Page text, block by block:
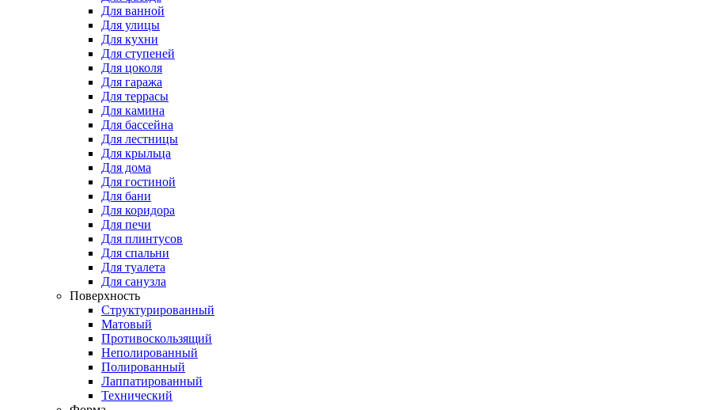
Для ванной
Для улицы
Для кухни
Для ступеней
Для цоколя
Для гаража
Для террасы
Для камина
Для бассейна
Для лестницы
Для крыльца
Для дома
Для гостиной
Для бани
Для коридора
Для печи
Для плинтусов
Для спальни
Для туалета
Для санузла
Поверхность
Структурированный
Матовый
Противоскользящий
Неполированный
Полированный
Лаппатированный
Технический